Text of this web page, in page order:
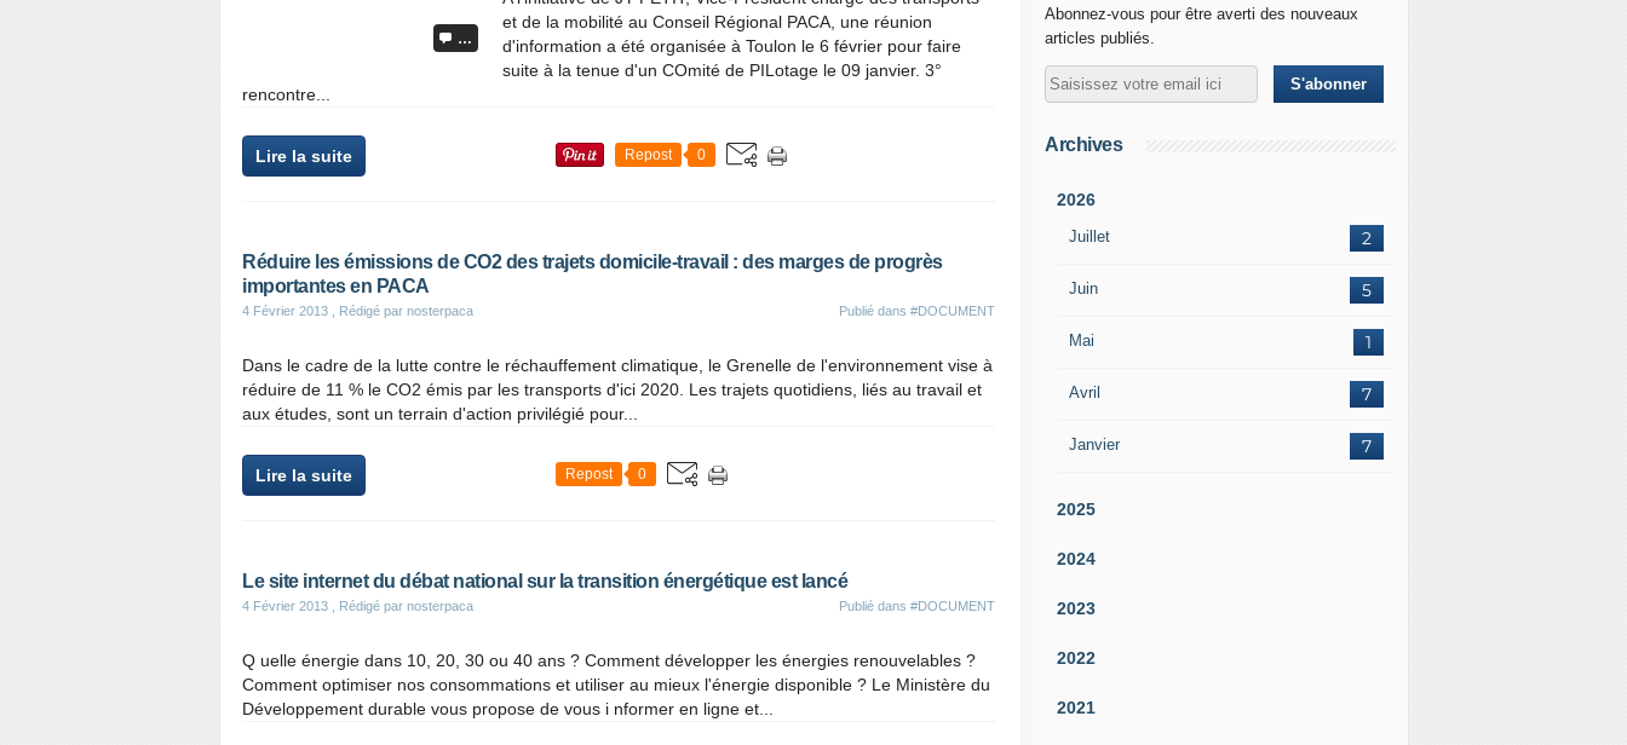
…
et de la mobilité au Conseil Régional PACA, une réunion
d'information a été organisée à Toulon le 6 février pour faire
suite à la tenue d'un COmité de PILotage le 09 janvier. 3°
rencontre...
Lire la suite Repost 0
Réduire les émissions de CO2 des trajets domicile-travail : des marges de progrès
importantes en PACA
4 Février 2013 , Rédigé par nosterpaca Publié dans #DOCUMENT
Dans le cadre de la lutte contre le réchauffement climatique, le Grenelle de l'environnement vise à
réduire de 11 % le CO2 émis par les transports d'ici 2020. Les trajets quotidiens, liés au travail et
aux études, sont un terrain d'action privilégié pour...
Lire la suite Repost 0
Le site internet du débat national sur la transition énergétique est lancé
4 Février 2013 , Rédigé par nosterpaca Publié dans #DOCUMENT
Q uelle énergie dans 10, 20, 30 ou 40 ans ? Comment développer les énergies renouvelables ?
Comment optimiser nos consommations et utiliser au mieux l'énergie disponible ? Le Ministère du
Développement durable vous propose de vous i nformer en ligne et...
Abonnez-vous pour être averti des nouveaux
articles publiés.
Archives
2026
Juillet 2
Juin 5
Mai 1
Avril 7
Janvier 7
2025
2024
2023
2022
2021